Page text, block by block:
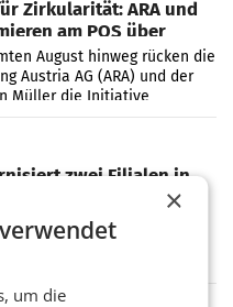
Zirkularität: ARA und
am POS über
August hinweg rücken die
Austria AG (ARA) und der
Müller die Initiative
in allen österreichischen
zwei Filialen in
Filialen in Nieder- und
beiden Standorte liegen
rund
×
um die